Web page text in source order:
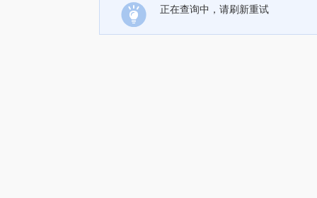
正在查询中，请刷新重试